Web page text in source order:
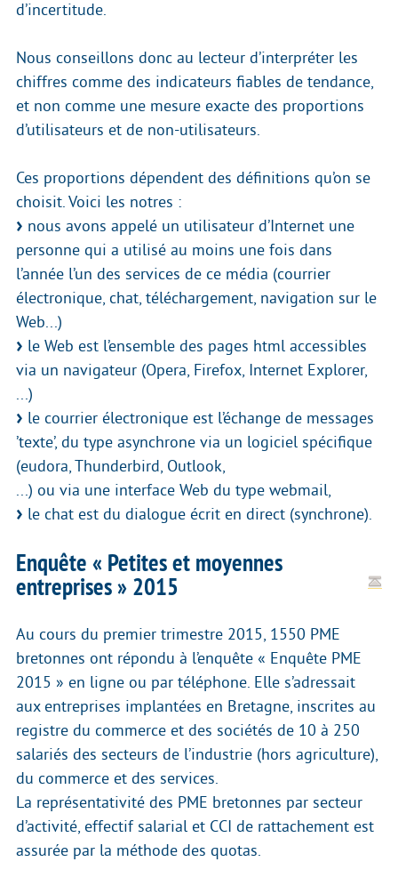
d’incertitude.
Nous conseillons donc au lecteur d’interpréter les
chiffres comme des indicateurs fiables de tendance,
et non comme une mesure exacte des proportions
d’utilisateurs et de non-utilisateurs.
Ces proportions dépendent des définitions qu’on se
choisit. Voici les notres :
nous avons appelé un utilisateur d’Internet une
personne qui a utilisé au moins une fois dans
l’année l’un des services de ce média (courrier
électronique, chat, téléchargement, navigation sur le
Web...)
le Web est l’ensemble des pages html accessibles
via un navigateur (Opera, Firefox, Internet Explorer,
...)
le courrier électronique est l’échange de messages
’texte’, du type asynchrone via un logiciel spécifique
(eudora, Thunderbird, Outlook,
...) ou via une interface Web du type webmail,
le chat est du dialogue écrit en direct (synchrone).
Enquête « Petites et moyennes
entreprises » 2015
Au cours du premier trimestre 2015, 1550 PME
bretonnes ont répondu à l’enquête « Enquête PME
2015 » en ligne ou par téléphone. Elle s’adressait
aux entreprises implantées en Bretagne, inscrites au
registre du commerce et des sociétés de 10 à 250
salariés des secteurs de l’industrie (hors agriculture),
du commerce et des services.
La représentativité des PME bretonnes par secteur
d’activité, effectif salarial et CCI de rattachement est
assurée par la méthode des quotas.